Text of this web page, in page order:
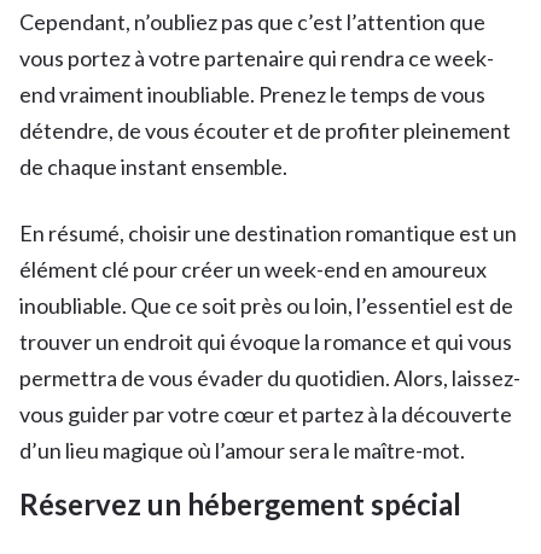
Cependant, n’oubliez pas que c’est l’attention que
vous portez à votre partenaire qui rendra ce week-
end vraiment inoubliable. Prenez le temps de vous
détendre, de vous écouter et de profiter pleinement
de chaque instant ensemble.
En résumé, choisir une destination romantique est un
élément clé pour créer un week-end en amoureux
inoubliable. Que ce soit près ou loin, l’essentiel est de
trouver un endroit qui évoque la romance et qui vous
permettra de vous évader du quotidien. Alors, laissez-
vous guider par votre cœur et partez à la découverte
d’un lieu magique où l’amour sera le maître-mot.
Réservez un hébergement spécial